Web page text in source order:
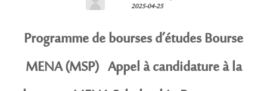
2025-04-25
Programme de bourses d’études Bourse
MENA (MSP) Appel à candidature à la